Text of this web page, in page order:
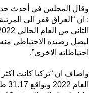
احتياطاته الاخرى”.
واضاف ان “تركيا كانت